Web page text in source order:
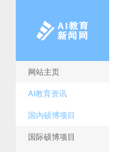
AI教育新闻网
网站主页
AI教育资讯
国内硕博项目
国际硕博项目